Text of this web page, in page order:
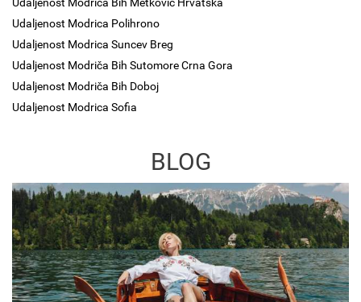
Udaljenost Modrica Polihrono
Udaljenost Modrica Suncev Breg
Udaljenost Modriča Bih Sutomore Crna Gora
Udaljenost Modriča Bih Doboj
Udaljenost Modrica Sofia
BLOG